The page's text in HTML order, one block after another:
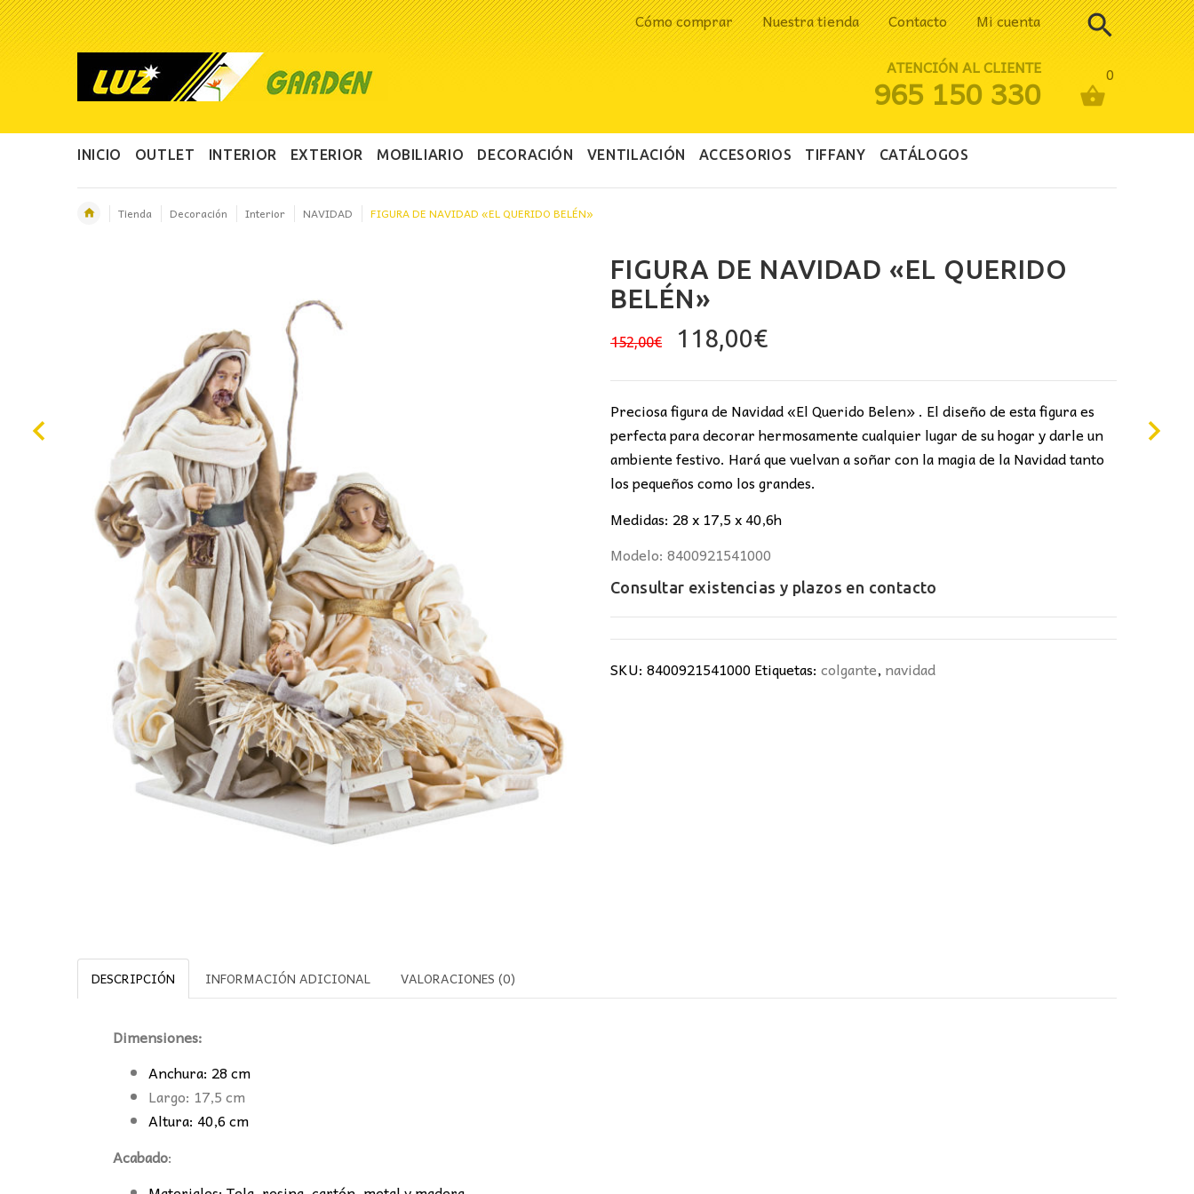
Cómo comprar Nuestra tienda Contacto Mi cuenta
0
ATENCIÓN AL CLIENTE
965 150 330
INICIO OUTLET INTERIOR EXTERIOR MOBILIARIO DECORACIÓN VENTILACIÓN ACCESORIOS TIFFANY CATÁLOGOS
Tienda Decoración Interior NAVIDAD FIGURA DE NAVIDAD «EL QUERIDO BELÉN»
FIGURA DE NAVIDAD «EL QUERIDO
BELÉN»
152,00€
El
original
era:
152,00€.
118,00€El
actual
es:
118,00€.
Preciosa figura de Navidad «El Querido Belen» . El diseño de esta figura es
perfecta para decorar hermosamente cualquier lugar de su hogar y darle un
ambiente festivo. Hará que vuelvan a soñar con la magia de la Navidad tanto
los pequeños como los grandes.
Medidas: 28 x 17,5 x 40,6h
Modelo: 8400921541000
Consultar existencias y plazos en contacto
SKU: 8400921541000Etiquetas: colgante, navidad
DESCRIPCIÓN INFORMACIÓN ADICIONAL VALORACIONES (0)
Dimensiones:
Anchura: 28 cm
Largo: 17,5 cm
Altura: 40,6 cm
Acabado: